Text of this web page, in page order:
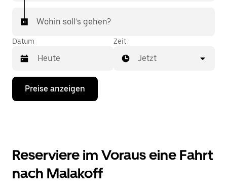
Wohin soll’s gehen?
Datum
Drücke
Nach-
Kalender
interagieren
Zeit
Jetzt
Preise anzeigen
Reserviere im Voraus eine Fahrt
nach Malakoff